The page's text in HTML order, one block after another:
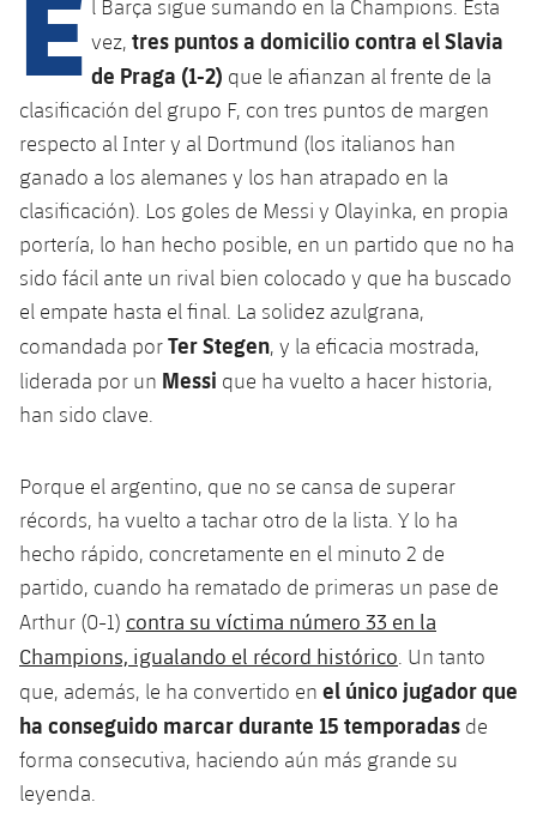
plusicon
más
Instalaciones
Spotify Camp Nou
Palau Blaugrana
Estadi Johan Cruyff
Barça Cafe
La Masia
plusicon
más
Servicios
Servicios Médicos
Accesibilidad
plusicon
más
Acreditaciones
Instalaciones
SUB13
SUB12
SUB11 A
SUB11 B
SUB10 A
SUB10 B
SUB9 A
SUB8 A
SUB8 B
SUB13 B
SUB12 C
SUB11 C
Entradas
Gameday Shows
Resultados
Clasificación
Jugadores
Fotos
Historia
Palmarés
Base
Barça Atlètic
Junior
Cadete A
Cadete B
Infantil A
Infantil B
Mini
Campus Verano
PLUSICON
Primer Equipo
plusicon
más
Actualidad
Calendario
Entradas
Resultados
Jugadores
Fotos
Historia
Palmarés
Barça Atlètic
plusicon
más
Actualidad
Calendario
Resultados
Jugadores
Fotos
Base
plusicon
más
Actualidad
Juvenil
Cadete B
Infantil A
Infantil B
PLUSICON
MÁS
Primer equipo
plusicon
más
Calendario
Entradas
Resultados
Clasificaciones
Jugadors
plusicon
más
Actualidad
Calendario
Resultados
Clasificaciones
Base
plusicon
más
Actualidad
Juvenil
Cadete
Campus Verano
PLUSICON
MÁS
Primer equipo
plusicon
más
Barça Atlètic
plusicon
más
l Barça sigue sumando en la Champions. Esta
vez, tres puntos a domicilio contra el Slavia
de Praga (1-2) que le afianzan al frente de la
clasificación del grupo F, con tres puntos de margen
respecto al Inter y al Dortmund (los italianos han
ganado a los alemanes y los han atrapado en la
clasificación). Los goles de Messi y Olayinka, en propia
portería, lo han hecho posible, en un partido que no ha
sido fácil ante un rival bien colocado y que ha buscado
el empate hasta el final. La solidez azulgrana,
comandada porTer Stegen, y la eficacia mostrada,
liderada por un Messi que ha vuelto a hacer historia,
han sido clave.
Porque el argentino, que no se cansa de superar
récords, ha vuelto a tachar otro de la lista. Y lo ha
hecho rápido, concretamente en el minuto 2 de
partido, cuando ha rematado de primeras un pase de
Arthur (0-1) contra su víctima número 33 en la
Champions, igualando el récord histórico . Un tanto
que, además, le ha convertido en el único jugador que
ha conseguido marcar durante 15 temporadas de
forma consecutiva, haciendo aún más grande su
leyenda.